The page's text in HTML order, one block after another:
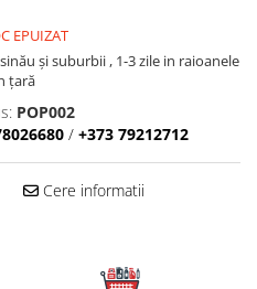
EPUIZAT
şi suburbii , 1-3 zile in raioanele
țară
POP002
/ +373 79212712
Cere informatii